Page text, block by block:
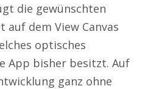
die gewünschten
auf dem View Canvas
optisches
App bisher besitzt. Auf
ganz ohne